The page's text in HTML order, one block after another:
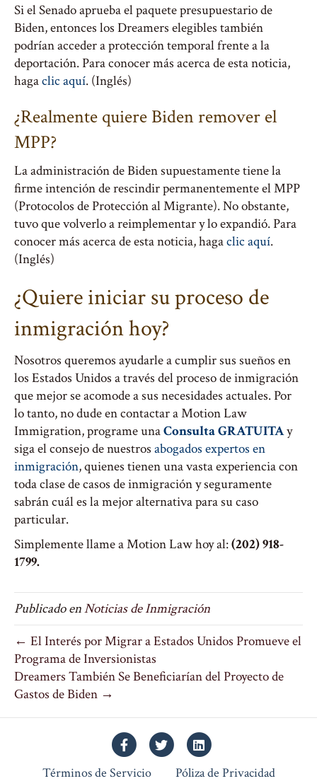
Si el Senado aprueba el paquete presupuestario de
Biden, entonces los Dreamers elegibles también
podrían acceder a protección temporal frente a la
deportación. Para conocer más acerca de esta noticia,
hagaclic aquí. (Inglés)
¿Realmente quiere Biden remover el
MPP?
La administración de Biden supuestamente tiene la
firme intención de rescindir permanentemente el MPP
(Protocolos de Protección al Migrante). No obstante,
tuvo que volverlo a reimplementar y lo expandió. Para
conocer más acerca de esta noticia, hagaclic aquí.
(Inglés)
¿Quiere iniciar su proceso de
inmigración hoy?
Nosotros queremos ayudarle a cumplir sus sueños en
los Estados Unidos a través del proceso de inmigración
que mejor se acomode a sus necesidades actuales. Por
lo tanto, no dude en contactar a Motion Law
Immigration, programe unaConsulta GRATUITAy
siga el consejo de nuestros abogados expertos en
inmigración, quienes tienen una vasta experiencia con
toda clase de casos de inmigración y seguramente
sabrán cuál es la mejor alternativa para su caso
particular.
Simplemente llame a Motion Law hoy al:(202) 918-
1799.
Publicado enNoticias de Inmigración
← El Interés por Migrar a Estados Unidos Promueve el
Programa de Inversionistas
Dreamers También Se Beneficiarían del Proyecto de
Gastos de Biden →
FacebookTwitterLinkedin
Términos de Servicio
Póliza de Privacidad